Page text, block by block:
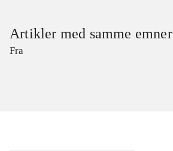
Artikler med samme emner
Fra